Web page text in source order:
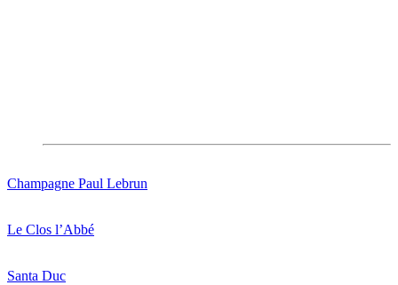
Champagne Paul Lebrun
Le Clos l’Abbé
Santa Duc